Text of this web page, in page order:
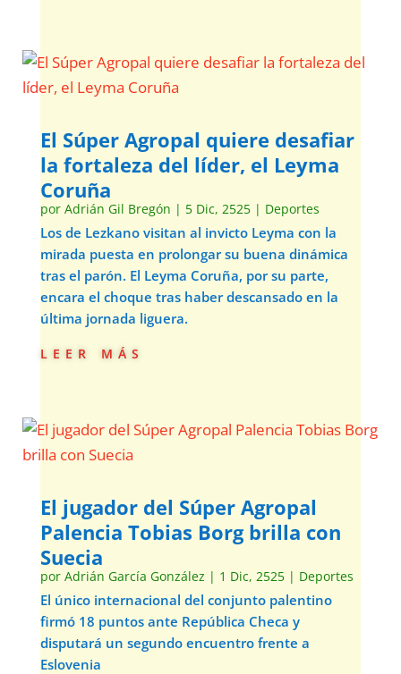
El Súper Agropal quiere desafiar
la fortaleza del líder, el Leyma
Coruña
por Adrián Gil Bregón | 5 Dic, 2525| Deportes
Los de Lezkano visitan al invicto Leyma con la
mirada puesta en prolongar su buena dinámica
tras el parón. El Leyma Coruña, por su parte,
encara el choque tras haber descansado en la
última jornada liguera.
leer más
El jugador del Súper Agropal
Palencia Tobias Borg brilla con
Suecia
por Adrián García González | 1 Dic, 2525| Deportes
El único internacional del conjunto palentino
firmó 18 puntos ante República Checa y
disputará un segundo encuentro frente a
Eslovenia